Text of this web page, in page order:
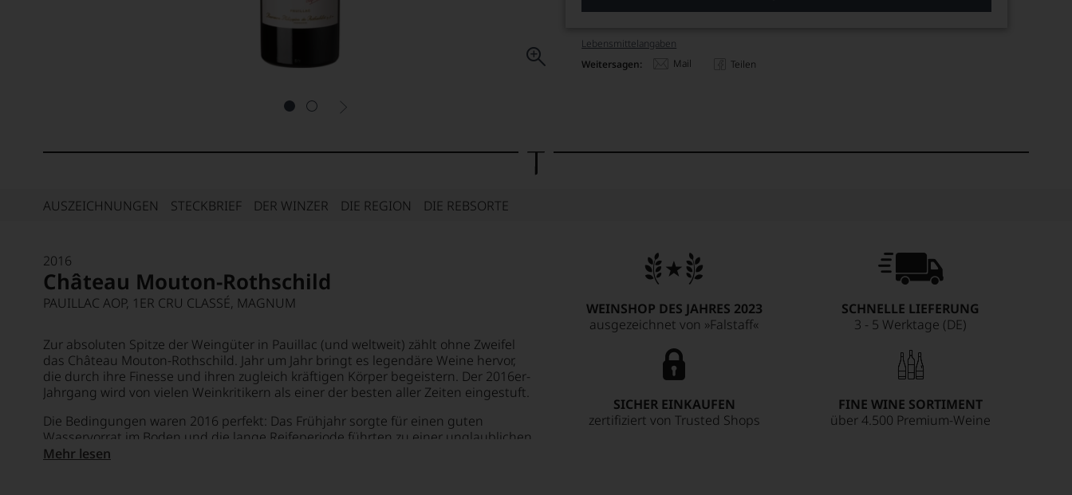
Lebensmittel­angaben
Weitersagen:
Mail Teilen
AUSZEICHNUNGEN STECKBRIEF DER WINZER DIE REGION DIE REBSORTE
2016
Château Mouton-Rothschild
PAUILLAC AOP, 1ER CRU CLASSÉ, MAGNUM
Zur absoluten Spitze der Weingüter in Pauillac (und weltweit) zählt ohne Zweifel
das Château Mouton-Rothschild. Jahr um Jahr bringt es legendäre Weine hervor,
die durch ihre Finesse und ihren zugleich kräftigen Körper begeistern. Der 2016er-
Jahrgang wird von vielen Weinkritikern als einer der besten aller Zeiten eingestuft.
Die Bedingungen waren 2016 perfekt: Das Frühjahr sorgte für einen guten
Wasservorrat im Boden und die lange Reifeperiode führten zu einer unglaublichen
Konzentration
Mehr lesen
WEINSHOP DES JAHRES 2023
ausgezeichnet von »Falstaff«
SCHNELLE LIEFERUNG
3 - 5 Werktage (DE)
SICHER EINKAUFEN
zertifiziert von Trusted Shops
FINE WINE SORTIMENT
über 4.500 Premium-Weine